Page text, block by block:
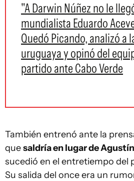
"A Darwin Núñez no le
mundialista Eduardo
Quedó Picando, analizó a
uruguaya y opinó del
partido ante Cabo Verde
También entrenó ante la
quesaldría en lugar de
sucedió en el entretiempo del
Su salida del once era un